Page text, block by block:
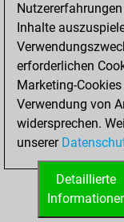
Bauer setzt
Erstickte
Türme auf
STARTSEITE
Inhalte
erforderlichen
Marketing-
Verwendung von
widersprechen.
unserer
Detaillierte